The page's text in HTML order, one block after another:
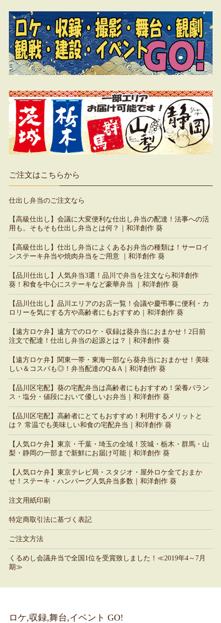
ご注文はこちらから
仕出し弁当のご注文なら
【高級仕出し】会議に大変便利な仕出し弁当の配達！法事への活
用も。そもそも仕出し弁当とは何？｜和洋創作 葵
【高級仕出し】仕出し弁当によくあるお弁当の種類は！サーロイ
ンステーキ弁当や焼肉弁当をご用意 ｜和洋創作 葵
【品川仕出し】人気弁当3選！品川で弁当を注文なら和洋創作
葵！和食を中心にステーキなど豪華弁当 ｜和洋創作 葵
【品川仕出し】品川エリアのお店一覧！会議や慶弔事に便利・カ
ロリーを気にする方や高齢者にもおすすめ｜和洋創作 葵
【遠方ロケ弁】遠方でのロケ・収録は葵弁当におまかせ！2日前
注文で配達！仕出し弁当の起源とは？｜和洋創作 葵
【遠方ロケ弁】関東一帯・東海一部なら葵弁当におまかせ！美味
しい＆コスパも◎！弁当配達のQ＆A｜和洋創作 葵
【品川区宅配】葵の宅配弁当は高齢者にもおすすめ！栄養バラン
ス・塩分・値段において優しいお弁当｜和洋創作 葵
【品川区宅配】高齢者にとてもおすすめ！利用するメリットと
は？ 常温でも美味しい和食の宅配弁当｜和洋創作 葵
【人気ロケ弁】東京・千葉・埼玉の全域！茨城・栃木・群馬・山
梨・静岡の一部まで新鮮にお届け可能｜和洋創作 葵
【人気ロケ弁】東京テレビ局・スタジオ・屋外ロケ全ておまか
せ！ステーキ・ハンバーグ人気弁当多数｜和洋創作 葵
注文用紙印刷
特定商取引法に基づく表記
ご注文方法
くるめし会議弁当で全国1位を受賞致しました！≪2019年4～7月
期≫
ロケ,収録,舞台,イベント GO!